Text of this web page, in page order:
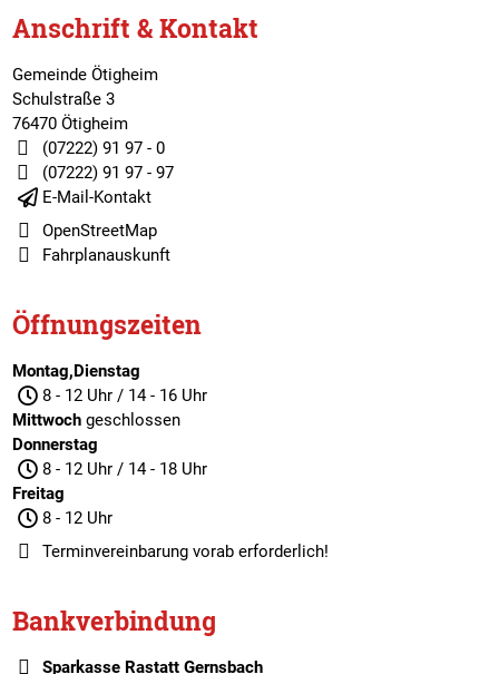
Anschrift & Kontakt
Gemeinde Ötigheim
Schulstraße 3
76470 Ötigheim
(07222) 91 97 - 0
(07222) 91 97 - 97
E-Mail-Kontakt
OpenStreetMap
Fahrplanauskunft
Öffnungszeiten
Montag,Dienstag
8 - 12 Uhr / 14 - 16 Uhr
Mittwochgeschlossen
Donnerstag
8 - 12 Uhr / 14 - 18 Uhr
Freitag
8 - 12 Uhr
Terminvereinbarungvorab erforderlich!
Bankverbindung
Sparkasse Rastatt Gernsbach